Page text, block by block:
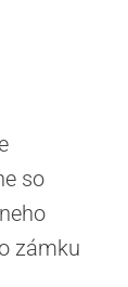
so
zámku